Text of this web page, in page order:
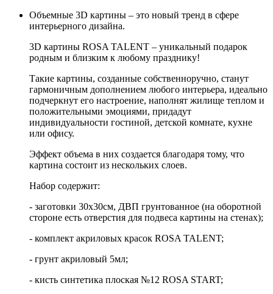
Объемные 3D картины – это новый тренд в сфере
интерьерного дизайна.
3D картины ROSA TALENT – уникальный подарок
родным и близким к любому празднику!
Такие картины, созданные собственноручно, станут
гармоничным дополнением любого интерьера, идеально
подчеркнут его настроение, наполнят жилище теплом и
положительными эмоциями, придадут
индивидуальности гостиной, детской комнате, кухне
или офису.
Эффект объема в них создается благодаря тому, что
картина состоит из нескольких слоев.
Набор содержит:
- заготовки 30х30см, ДВП грунтованное (на оборотной
стороне есть отверстия для подвеса картины на стенах);
- комплект акриловых красок ROSA TALENT;
- грунт акриловый 5мл;
- кисть синтетика плоская №12 ROSA START;